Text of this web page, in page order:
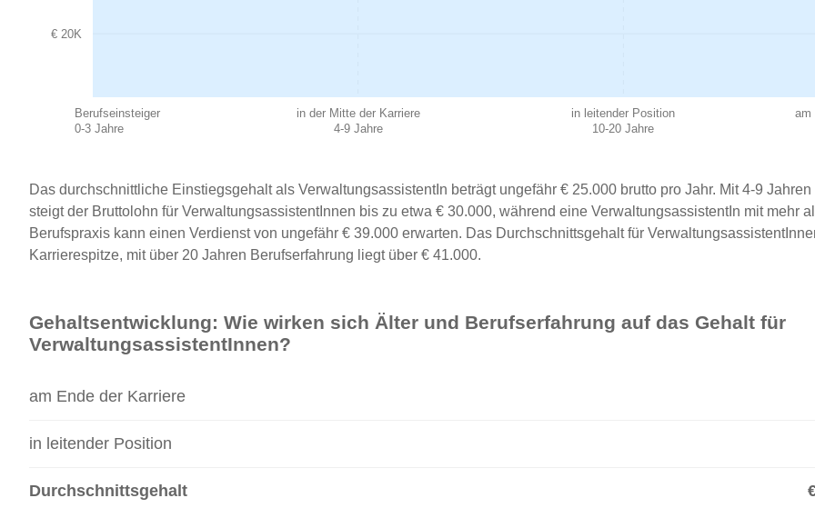
€ 20K
Berufseinsteiger
0-3 Jahre
in der Mitte der Karriere
4-9 Jahre
in leitender Position
10-20 Jahre
am
Das durchschnittliche Einstiegsgehalt als VerwaltungsassistentIn beträgt ungefähr € 25.000 brutto pro Jahr. Mit 4-9 Jahren
steigt der Bruttolohn für VerwaltungsassistentInnen bis zu etwa € 30.000, während eine VerwaltungsassistentIn mit mehr
Berufspraxis kann einen Verdienst von ungefähr € 39.000 erwarten. Das Durchschnittsgehalt für
Karrierespitze, mit über 20 Jahren Berufserfahrung liegt über € 41.000.
Gehaltsentwicklung: Wie wirken sich Älter und Berufserfahrung auf das Gehalt für
VerwaltungsassistentInnen?
am Ende der Karriere
in leitender Position
Durchschnittsgehalt